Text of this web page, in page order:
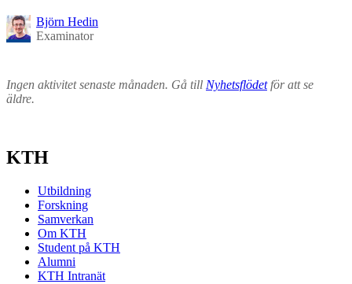
Björn Hedin
Examinator
Ingen aktivitet senaste månaden. Gå till Nyhetsflödetför att se
äldre.
KTH
Utbildning
Forskning
Samverkan
Om KTH
Student på KTH
Alumni
KTH Intranät